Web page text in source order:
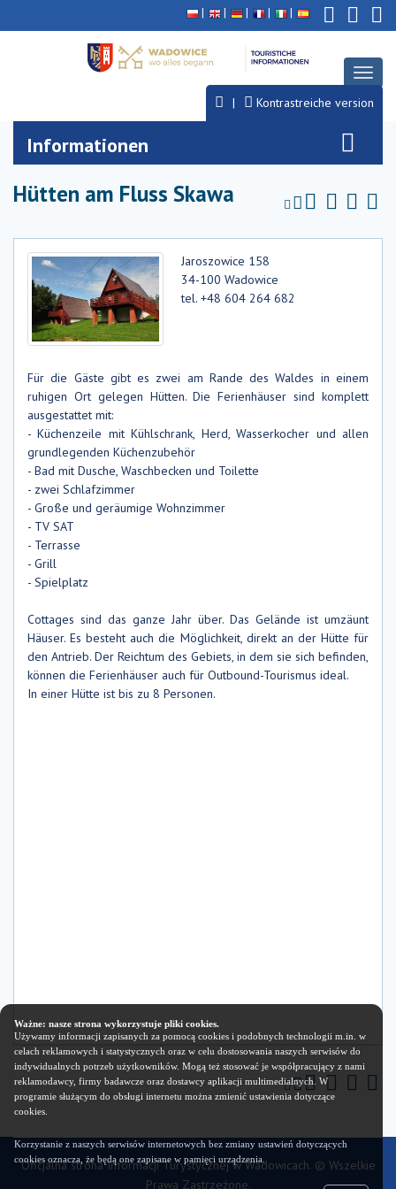
Deklaracja
dostępności
do
głównej
treści
do
menu
do
stopki
Kontrastreiche version
Informationen
Hütten am Fluss Skawa
Jaroszowice 158
34-100 Wadowice
tel. +48 604 264 682
Für die Gäste gibt es zwei am Rande des Waldes in einem
ruhigen Ort gelegen Hütten. Die Ferienhäuser sind komplett
ausgestattet mit:
- Küchenzeile mit Kühlschrank, Herd, Wasserkocher und allen
grundlegenden Küchenzubehör
- Bad mit Dusche, Waschbecken und Toilette
- zwei Schlafzimmer
- Große und geräumige Wohnzimmer
- TV SAT
- Terrasse
- Grill
- Spielplatz
Cottages sind das ganze Jahr über. Das Gelände ist umzäunt
Häuser. Es besteht auch die Möglichkeit, direkt an der Hütte für
den Antrieb. Der Reichtum des Gebiets, in dem sie sich befinden,
können die Ferienhäuser auch für Outbound-Tourismus ideal.
In einer Hütte ist bis zu 8 Personen.
Oficjalna strona Informacji Turystycznej w Wadowicach. © Wszelkie
Prawa Zastrzeżone.
Ważne: nasze strona wykorzystuje pliki cookies.
Używamy informacji zapisanych za pomocą cookies i podobnych technologii m.in. w
celach reklamowych i statystycznych oraz w celu dostosowania naszych serwisów do
indywidualnych potrzeb użytkowników. Mogą też stosować je współpracujący z nami
reklamodawcy, firmy badawcze oraz dostawcy aplikacji multimedialnych. W
programie służącym do obsługi internetu można zmienić ustawienia dotyczące
cookies.
Korzystanie z naszych serwisów internetowych bez zmiany ustawień dotyczących
cookies oznacza, że będą one zapisane w pamięci urządzenia.